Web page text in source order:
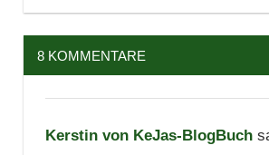
8 KOMMENTARE
Kerstin von KeJas-BlogBuch